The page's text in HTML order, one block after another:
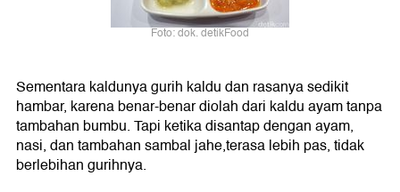
Foto: dok. detikFood
Sementara kaldunya gurih kaldu dan rasanya sedikit
hambar, karena benar-benar diolah dari kaldu ayam tanpa
tambahan bumbu. Tapi ketika disantap dengan ayam,
nasi, dan tambahan sambal jahe,terasa lebih pas, tidak
berlebihan gurihnya.